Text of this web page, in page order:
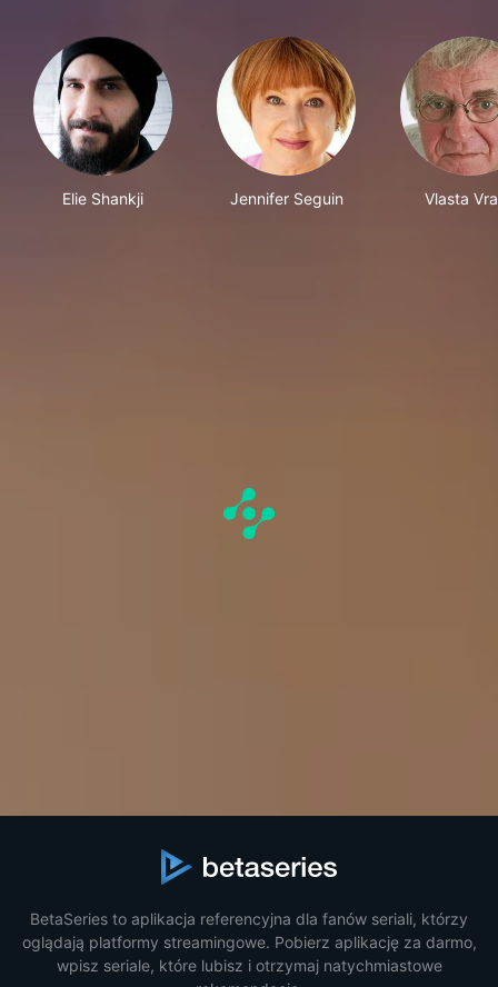
Elie Shankji Jennifer Seguin Vlasta
BetaSeries to aplikacja referencyjna dla fanów seriali, którzy
oglądają platformy streamingowe. Pobierz aplikację za darmo,
wpisz seriale, które lubisz i otrzymaj natychmiastowe